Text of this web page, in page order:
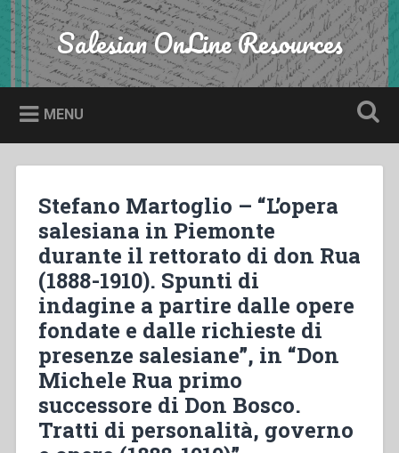
Skip
to
content
Search Salesian OnLine Resources
MENU
Stefano Martoglio – “L’opera
salesiana in Piemonte
durante il rettorato di don Rua
(1888-1910). Spunti di
indagine a partire dalle opere
fondate e dalle richieste di
presenze salesiane”, in “Don
Michele Rua primo
successore di Don Bosco.
Tratti di personalità, governo